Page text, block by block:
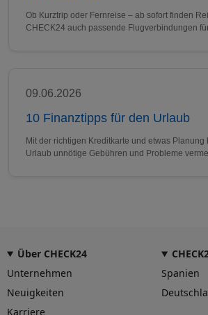
Ob Kurztrip oder Fernreise – ab sofort finden
CHECK24 auch passende Flugverbindungen
09.06.2026
10 Finanztipps für den Urlaub
Mit der richtigen Kreditkarte und etwas Planung
Urlaub unnötige Gebühren und Probleme
Über CHECK24
Unternehmen
Neuigkeiten
Karriere
Spanien